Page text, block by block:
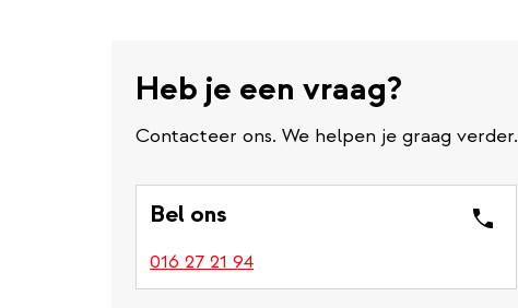
Heb je een vraag?
Contacteer ons. We helpen je graag verder.
Bel ons
016 27 21 94